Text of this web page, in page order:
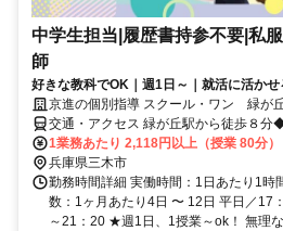
中学生担当|履歴書持参不要|私
師
好きな教科でOK｜週1日～｜就活に活かせ
京進の個別指導 スクール・ワン 緑が
交通・アクセス 緑が丘駅から徒歩８分
3000円迄）
1業務あたり 2,118円以上（授業 80分）
兵庫県三木市
勤務時間詳細 実働時間：1日あたり1時
数：1ヶ月あたり4日 〜 12日 平日／17
～21：20 ★週1日、1授業～ok！ 無理